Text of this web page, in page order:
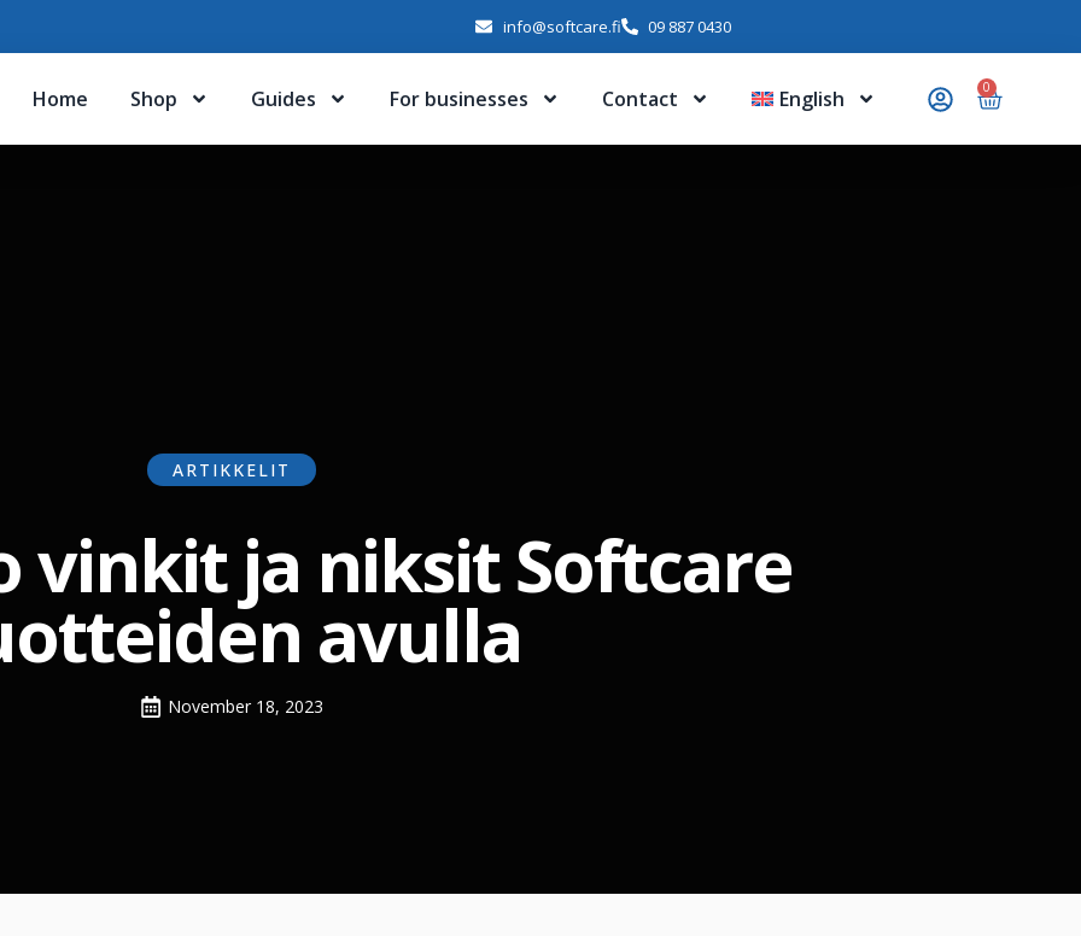
info@softcare.fi 09 887 0430
Home Shop Guides For businesses Contact English 0
ARTIKKELIT
vinkit ja niksit Softcare
avulla
November 18, 2023